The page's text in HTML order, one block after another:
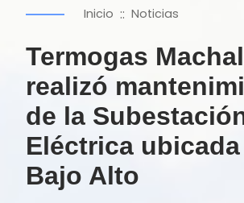
Inicio :: Noticias
Termogas
realizó
de la
Eléctrica ubicada
Bajo Alto